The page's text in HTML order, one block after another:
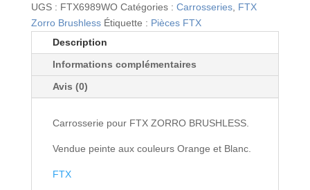
UGS : FTX6989WO Catégories : Carrosseries, FTX
Zorro Brushless Étiquette : Pièces FTX
Description
Informations complémentaires
Avis (0)
Carrosserie pour FTX ZORRO BRUSHLESS.
Vendue peinte aux couleurs Orange et Blanc.
FTX